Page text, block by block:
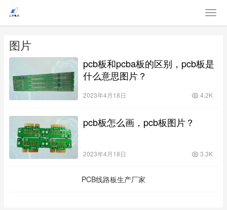
图片
pcb板和pcba板的区别，pcb板是
什么意思图片？
2023年4月18日 4.2K
pcb板怎么画，pcb板图片？
2023年4月18日 3.3K
PCB线路板生产厂家